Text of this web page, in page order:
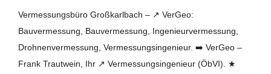
Vermessungsbüro Großkarlbach – ↗️ VerGeo:
Bauvermessung, Bauvermessung, Ingenieurvermessung,
Drohnenvermessung, Vermessungsingenieur. ➡️ VerGeo –
Frank Trautwein, Ihr ↗️ Vermessungsingenieur (ÖbVI). ★